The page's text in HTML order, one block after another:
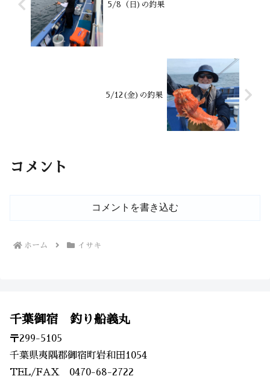
5/8（日)の釣果
5/12(金)の釣果
コメント
コメントを書き込む
ホーム イサキ
千葉御宿 釣り船義丸
〒299-5105
千葉県夷隅郡御宿町岩和田1054
TEL/FAX 0470-68-2722